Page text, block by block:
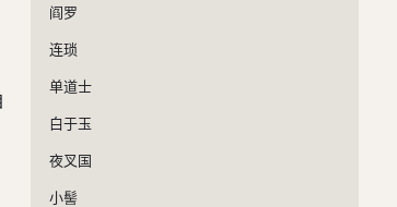
阎罗
连琐
单道士
白于玉
夜叉国
小髻